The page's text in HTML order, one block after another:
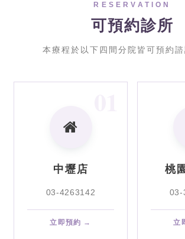
RESERVATION
可預約診所
本療程於以下四間分院皆可預約
中壢店
03-4263142
立即預約 →
桃
03-
立